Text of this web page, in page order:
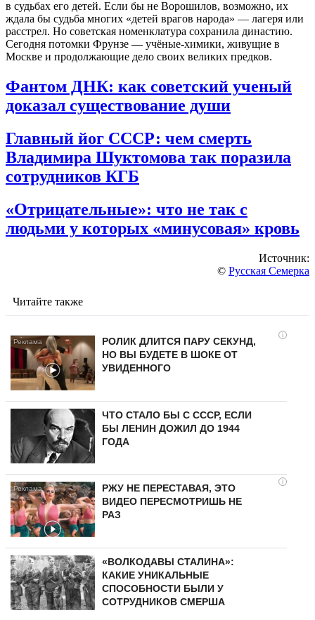
в судьбах его детей. Если бы не Ворошилов, возможно, их
ждала бы судьба многих «детей врагов народа» — лагеря или
расстрел. Но советская номенклатура сохранила династию.
Сегодня потомки Фрунзе — учёные-химики, живущие в
Москве и продолжающие дело своих великих предков.
Фантом ДНК: как советский ученый
доказал существование души
Главный йог СССР: чем смерть
Владимира Шуктомова так поразила
сотрудников КГБ
«Отрицательные»: что не так с
людьми у которых «минусовая» кровь
Источник:
© Русская Семерка
Читайте также
i
РОЛИК ДЛИТСЯ ПАРУ СЕКУНД,
НО ВЫ БУДЕТЕ В ШОКЕ ОТ
УВИДЕННОГО
ЧТО СТАЛО БЫ С СССР, ЕСЛИ
БЫ ЛЕНИН ДОЖИЛ ДО 1944
ГОДА
i
РЖУ НЕ ПЕРЕСТАВАЯ, ЭТО
ВИДЕО ПЕРЕСМОТРИШЬ НЕ
РАЗ
«ВОЛКОДАВЫ СТАЛИНА»:
КАКИЕ УНИКАЛЬНЫЕ
СПОСОБНОСТИ БЫЛИ У
СОТРУДНИКОВ СМЕРША